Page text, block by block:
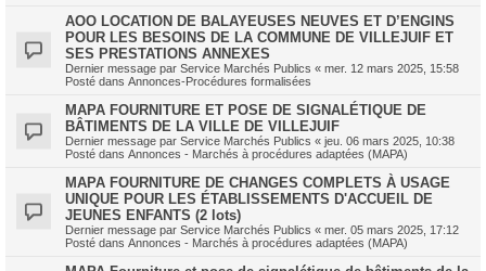
AOO LOCATION DE BALAYEUSES NEUVES ET D’ENGINS
POUR LES BESOINS DE LA COMMUNE DE VILLEJUIF ET
SES PRESTATIONS ANNEXES
Dernier message par Service Marchés Publics « mer. 12 mars 2025, 15:58
Posté dans Annonces-Procédures formalisées
MAPA FOURNITURE ET POSE DE SIGNALÉTIQUE DE
BÂTIMENTS DE LA VILLE DE VILLEJUIF
Dernier message par Service Marchés Publics « jeu. 06 mars 2025, 10:38
Posté dans Annonces - Marchés à procédures adaptées (MAPA)
MAPA FOURNITURE DE CHANGES COMPLETS À USAGE
UNIQUE POUR LES ÉTABLISSEMENTS D'ACCUEIL DE
JEUNES ENFANTS (2 lots)
Dernier message par Service Marchés Publics « mer. 05 mars 2025, 17:12
Posté dans Annonces - Marchés à procédures adaptées (MAPA)